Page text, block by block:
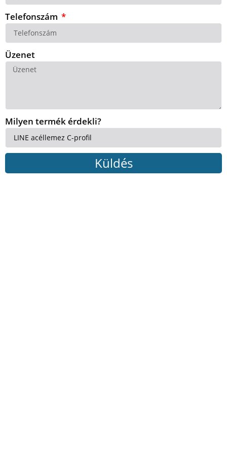
Telefonszám
Üzenet
Milyen termék érdekli?
Küldés